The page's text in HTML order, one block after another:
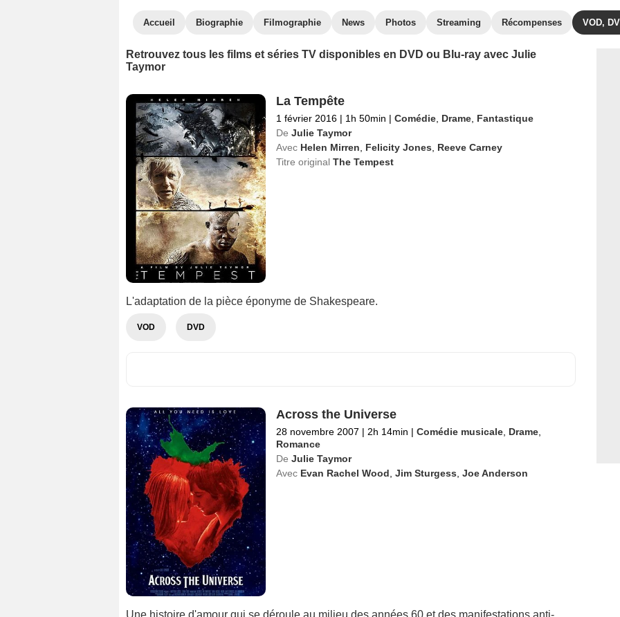
Accueil Biographie Filmographie News Photos Streaming Récompenses VOD,
Retrouvez tous les films et séries TV disponibles en DVD ou Blu-ray avec Julie
Taymor
La Tempête
1 février 2016 | 1h 50min | Comédie, Drame, Fantastique
De Julie Taymor
Avec Helen Mirren Felicity Jones
Reeve Carney
Titre original The Tempest
L'adaptation de la pièce éponyme de Shakespeare.
VOD DVD
Across the Universe
28 novembre 2007 | 2h 14min | Comédie musicale, Drame,
Romance
De Julie Taymor
Avec Evan Rachel Wood Jim Sturgess Joe Anderson
Une histoire d'amour qui se déroule au milieu des années 60 et des manifestations anti-